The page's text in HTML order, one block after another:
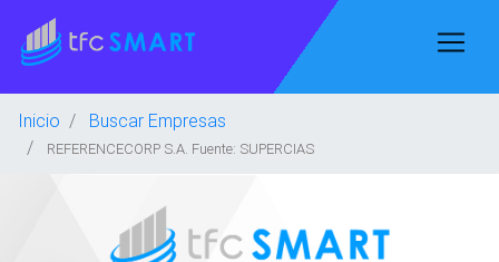
Inicio Buscar Empresas
REFERENCECORP S.A. Fuente: SUPERCIAS